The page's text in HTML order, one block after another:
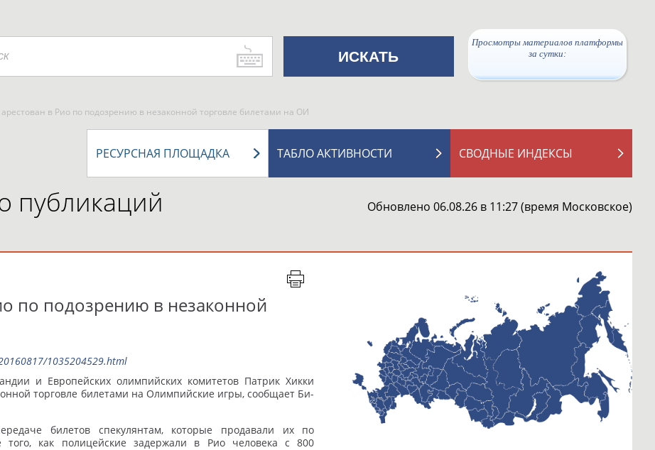
Просмотры материалов платформы
за сутки:
в Рио по подозрению в незаконной торговле билетами на ОИ
СВОДНЫЕ ИНДЕКСЫ
ТАБЛО АКТИВНОСТИ
РЕСУРСНАЯ ПЛОЩАДКА
публикаций Обновлено 06.08.26 в 11:27 (время Московское)
по подозрению в незаконной
1035204529.html
и Европейских олимпийских комитетов Патрик Хикки
торговле билетами на Олимпийские игры, сообщает Би-
билетов спекулянтам, которые продавали их по
как полицейские задержали в Рио человека с 800